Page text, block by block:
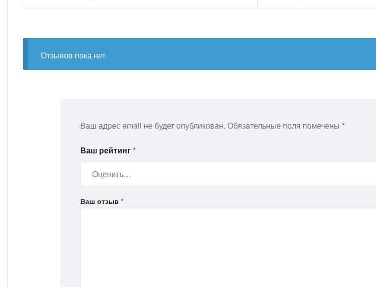
Отзывов пока нет.
Ваш адрес email не будет опубликован. Обязательные поля помечены *
Ваш рейтинг*
Ваш отзыв *